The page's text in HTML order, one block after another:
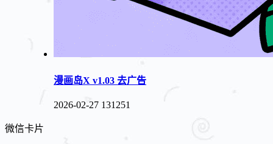
漫画岛X v1.03 去广告
2026-02-27 131251
微信卡片